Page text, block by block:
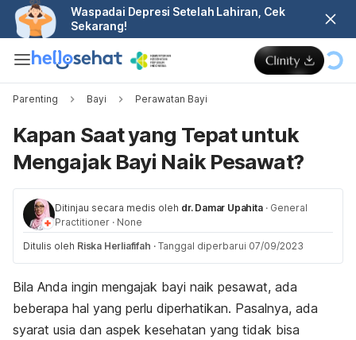
Waspadai Depresi Setelah Lahiran, Cek
Sekarang!
Parenting Bayi Perawatan Bayi
Kapan Saat yang Tepat untuk
Mengajak Bayi Naik Pesawat?
Ditinjau secara medis oleh dr. Damar Upahita · General
Practitioner · None
Ditulis oleh Riska Herliafifah · Tanggal diperbarui 07/09/2023
Bila Anda ingin mengajak bayi naik pesawat, ada
beberapa hal yang perlu diperhatikan. Pasalnya, ada
syarat usia dan aspek kesehatan yang tidak bisa